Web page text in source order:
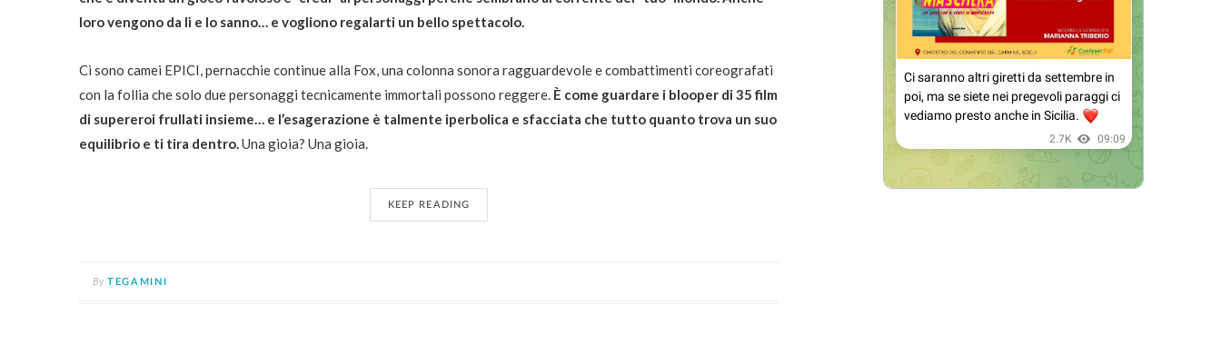
loro vengono da lì e lo sanno… e vogliono regalarti un bello spettacolo.
Ci sono camei EPICI, pernacchie continue alla Fox, una colonna sonora ragguardevole e combattimenti coreografati
con la follia che solo due personaggi tecnicamente immortali possono reggere. È come guardare i blooper di 35 film
di supereroi frullati insieme… e l’esagerazione è talmente iperbolica e sfacciata che tutto quanto trova un suo
equilibrio e ti tira dentro.Una gioia? Una gioia.
KEEP READING
By TEGAMINI